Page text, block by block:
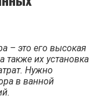
– это его высокая
их установка
Нужно
в ванной